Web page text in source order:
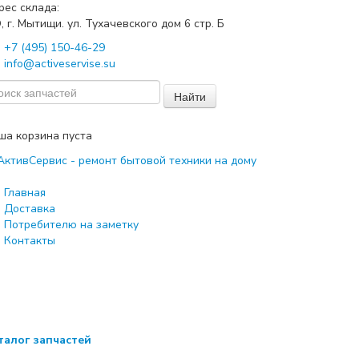
склада:
г. Мытищи. ул. Тухачевского дом 6 стр. Б
+7 (495) 150-46-29
info@activeservise.su
Найти
корзина пуста
Главная
Доставка
Потребителю на заметку
Контакты
запчастей